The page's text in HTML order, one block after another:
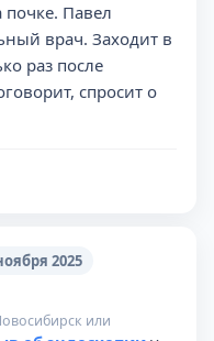
Павел
врач. Заходит в
раз после
спросит о
2025
или